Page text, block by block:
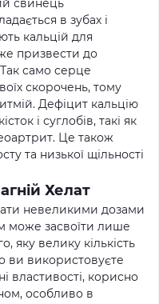
свинець
в зубах і
кальцій для
призвести до
само серце
скорочень, тому
Дефіцит кальцію
і суглобів, такі як
Це також
та низької щільності
Хелат
невеликими дозами
може засвоїти лише
яку велику кількість
ви використовуєте
властивості, корисно
особливо в